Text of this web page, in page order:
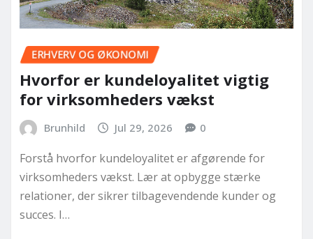
ERHVERV OG ØKONOMI
Hvorfor er kundeloyalitet vigtig
for virksomheders vækst
Brunhild Jul 29, 2026 0
Forstå hvorfor kundeloyalitet er afgørende for
virksomheders vækst. Lær at opbygge stærke
relationer, der sikrer tilbagevendende kunder og
succes. I…